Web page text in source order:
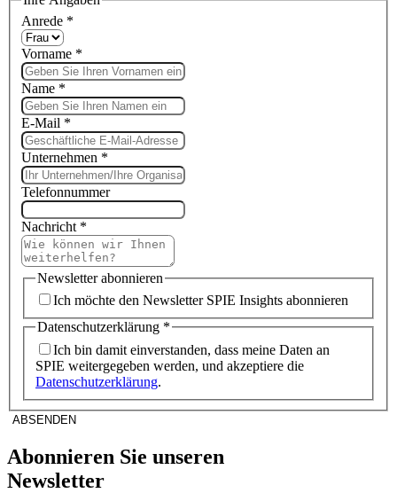
Anrede *
Vorname *
Name *
E-Mail *
Unternehmen *
Telefonnummer
Nachricht *
Newsletter abonnieren
Ich möchte den Newsletter SPIE Insights abonnieren
Datenschutzerklärung *
Ich bin damit einverstanden, dass meine Daten an
SPIE weitergegeben werden, und akzeptiere die
Datenschutzerklärung.
ABSENDEN
Abonnieren Sie unseren
Newsletter